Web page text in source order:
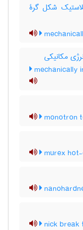
شکل گرۀ
مکانیکی
mechanically
monotron
murex
nick break